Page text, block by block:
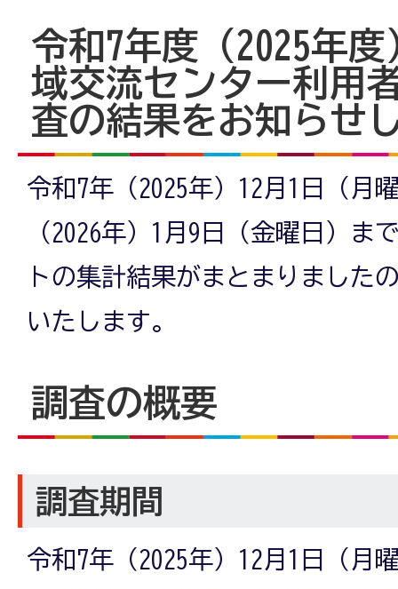
令和7年度（2025年
域交流センター利用
査の結果をお知らせ
令和7年（2025年）12月1日（月
（2026年）1月9日（金曜日）ま
トの集計結果がまとまりました
いたします。
調査の概要
調査期間
令和7年（2025年）12月1日（月